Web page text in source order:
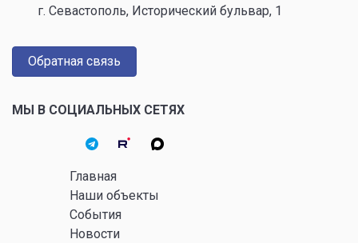
г. Севастополь, Исторический бульвар, 1
Обратная связь
МЫ В СОЦИАЛЬНЫХ СЕТЯХ
Главная
Наши объекты
События
Новости